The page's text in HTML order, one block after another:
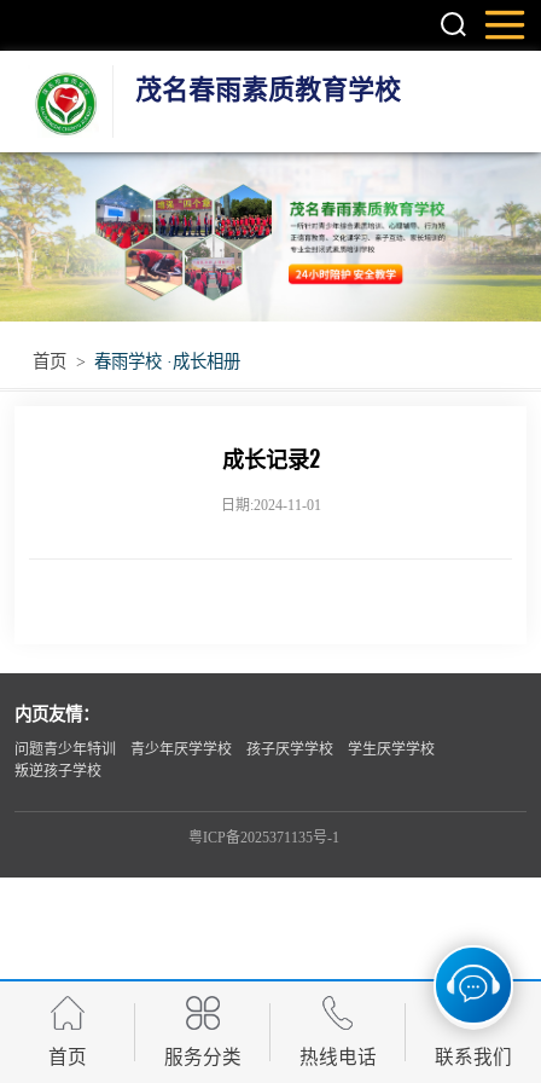
茂名春雨素质教育学校
首页 > 春雨学校 ·成长相册
成长记录2
日期:2024-11-01
内页友情：
问题青少年特训 青少年厌学学校 孩子厌学学校
学生厌学学校
叛逆孩子学校
粤ICP备2025371135号-1
首页 服务分类 热线电话 联系我们
叛逆孩子学校
学生厌学学校
孩子厌学学校
青少年厌学学校